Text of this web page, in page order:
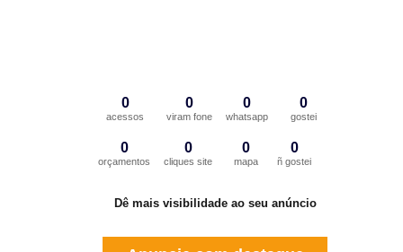
0
acessos
0
viram fone
0
whatsapp
0
gostei
0
orçamentos
0
cliques site
0
mapa
0
ñ gostei
Dê mais visibilidade ao seu anúncio